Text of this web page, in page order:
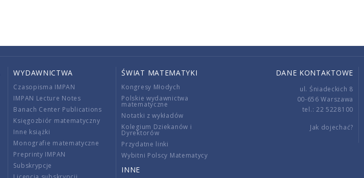
WYDAWNICTWA
Czasopisma IMPAN
IMPAN Lecture Notes
Banach Center Publications
Księgozbiór matematyczny
Inne książki
Monografie matematyczne
Preprinty IMPAN
Subskrypcje
ŚWIAT MATEMATYKI
Kongresy Młodych
Polskie wydawnictwa
matematyczne
Notatki z wykładów
Kolegium Dziekanów i
Dyrektorów
Przydatne linki
Wybitni Polscy Matematycy
INNE
DANE KONTAKTOWE
ul. Śniadeckich 8
00-656 Warszawa
tel.: 22 5228100
Jak dojechać?